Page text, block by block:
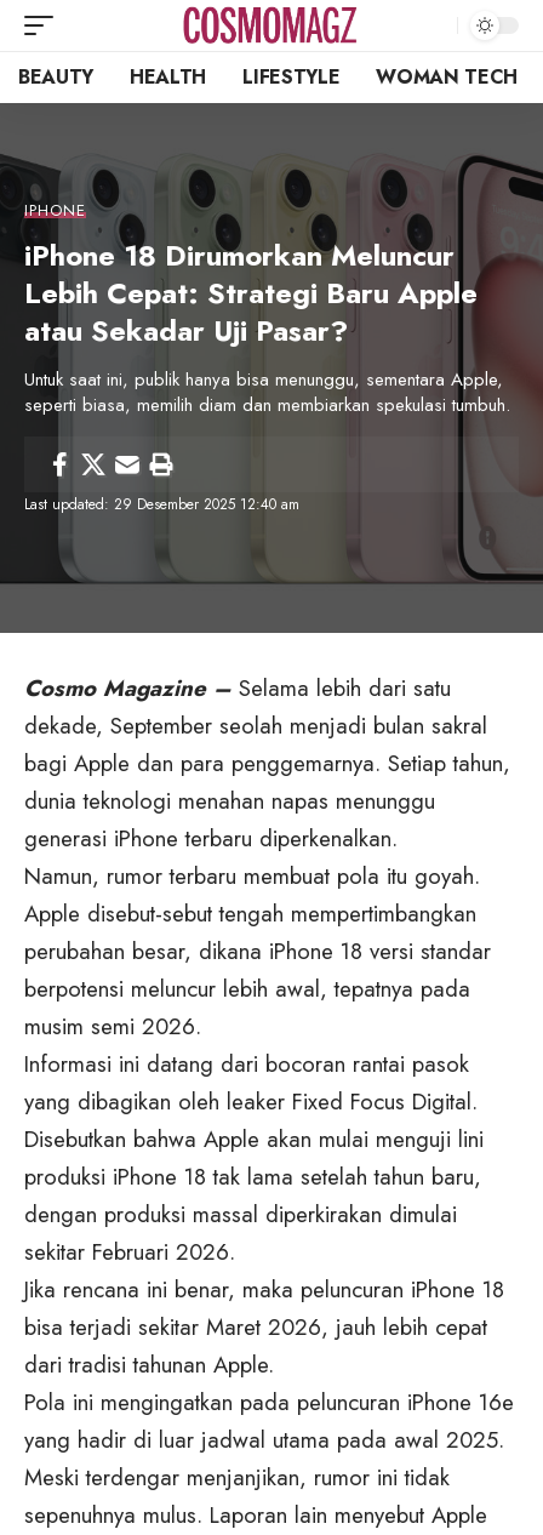
BEAUTY HEALTH LIFESTYLE WOMAN TECH
IPHONE
iPhone 18 Dirumorkan Meluncur
Lebih Cepat: Strategi Baru Apple
atau Sekadar Uji Pasar?
Untuk saat ini, publik hanya bisa menunggu, sementara Apple,
seperti biasa, memilih diam dan membiarkan spekulasi tumbuh.
Last updated: 29 Desember 2025 12:40 am
Cosmo Magazine – Selama lebih dari satu
dekade, September seolah menjadi bulan sakral
bagi Apple dan para penggemarnya. Setiap tahun,
dunia teknologi menahan napas menunggu
generasi iPhone terbaru diperkenalkan.
Namun, rumor terbaru membuat pola itu goyah.
Apple disebut-sebut tengah mempertimbangkan
perubahan besar, dikana iPhone 18 versi standar
berpotensi meluncur lebih awal, tepatnya pada
musim semi 2026.
Informasi ini datang dari bocoran rantai pasok
yang dibagikan oleh leaker Fixed Focus Digital.
Disebutkan bahwa Apple akan mulai menguji lini
produksi iPhone 18 tak lama setelah tahun baru,
dengan produksi massal diperkirakan dimulai
sekitar Februari 2026.
Jika rencana ini benar, maka peluncuran iPhone 18
bisa terjadi sekitar Maret 2026, jauh lebih cepat
dari tradisi tahunan Apple.
Pola ini mengingatkan pada peluncuran iPhone 16e
yang hadir di luar jadwal utama pada awal 2025.
Meski terdengar menjanjikan, rumor ini tidak
sepenuhnya mulus. Laporan lain menyebut Apple